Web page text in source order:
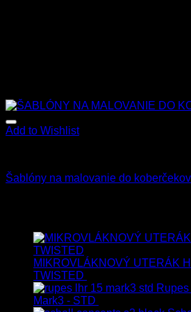
Add to Wishlist
Šablóny na malovanie do koberčekov
MIKROVLÁKNOVÝ UTERÁK
TWISTED
Mark3 - STD